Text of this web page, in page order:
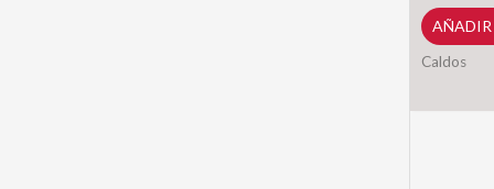
Seamar
200g
Caldos